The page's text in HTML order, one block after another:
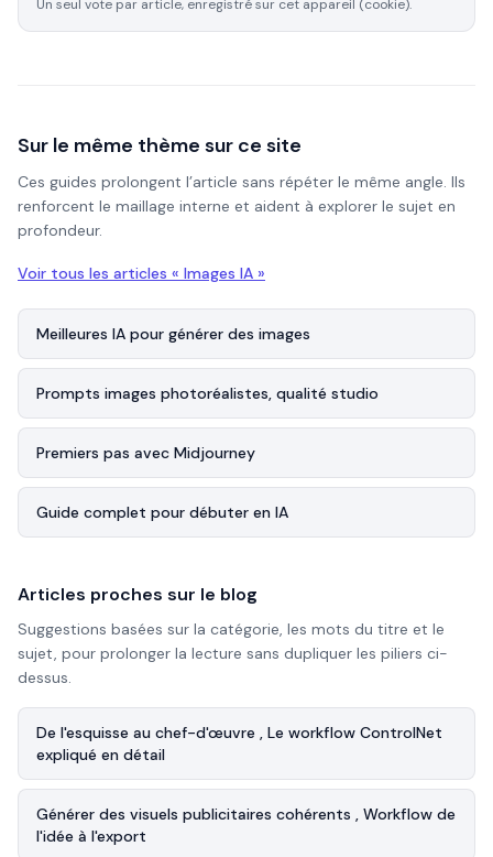
Un seul vote par article, enregistré sur cet appareil (cookie).
Sur le même thème sur ce site
Ces guides prolongent l’article sans répéter le même angle. Ils
renforcent le maillage interne et aident à explorer le sujet en
profondeur.
Voir tous les articles « Images IA »
Meilleures IA pour générer des images
Prompts images photoréalistes, qualité studio
Premiers pas avec Midjourney
Guide complet pour débuter en IA
Articles proches sur le blog
Suggestions basées sur la catégorie, les mots du titre et le
sujet, pour prolonger la lecture sans dupliquer les piliers ci-
dessus.
De l'esquisse au chef-d'œuvre , Le workflow ControlNet
expliqué en détail
Générer des visuels publicitaires cohérents , Workflow de
l'idée à l'export